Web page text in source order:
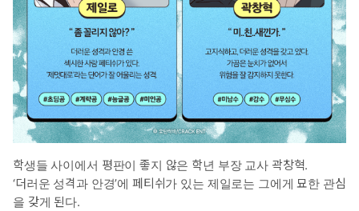
학생들 사이에서 평판이 좋지 않은 학년 부장 교사 곽창혁.
‘더러운 성격과 안경’에 페티쉬가 있는 제일로는 그에게 묘한 관심
을 갖게 된다.